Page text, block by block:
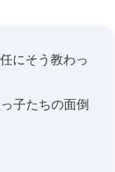
にそう教わっ
子たちの面倒